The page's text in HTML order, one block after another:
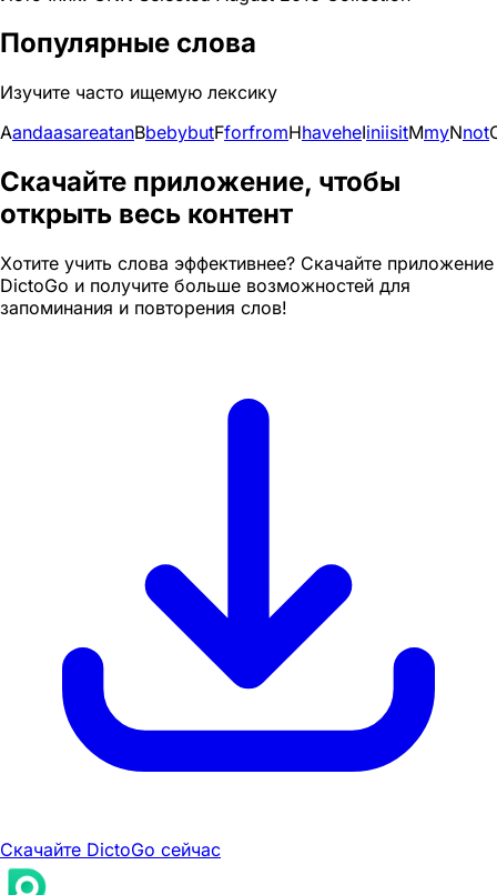
Популярные слова
Изучите часто ищемую лексику
AandaasareatanBbebybutFforfromHhaveheIiniisitMmyNnot
Скачайте приложение, чтобы
открыть весь контент
Хотите учить слова эффективнее? Скачайте приложение
DictoGo и получите больше возможностей для
запоминания и повторения слов!
Скачайте DictoGo сейчас